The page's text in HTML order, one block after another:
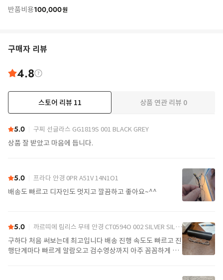
반품비용100,000원
구매자 리뷰
4.8
스토어 리뷰 11 상품 연관 리뷰 0
5.0 구찌 선글라스 GG1819S 001 BLACK GREY
상품 잘 받았고 마음에 듭니다.
5.0 프라다 안경 0PR A51V 14N1O1
배송도 빠르고 디자인도 멋지고 깔끔하고 좋아요~^^
5.0 까르띠에 림리스 무테 안경 CT0594O 002 SILVER SILVER TRANSPARENT
구하다 처음 써보는데 최고입니다 배송 진행 속도도 빠르고 진
행단계마다 빠르게 알람오고 검수영상까지 아주 꼼꼼하게 찍